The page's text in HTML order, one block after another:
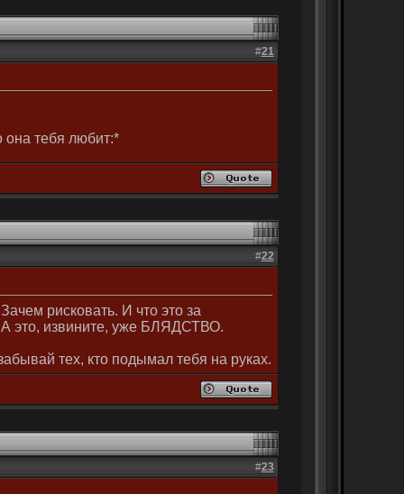
#21
она тебя любит:*
#22
рисковать. И что это за
это, извините, уже БЛЯДСТВО.
тех, кто подымал тебя на руках.
#23